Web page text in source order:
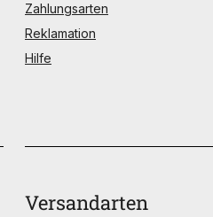
Versandarten
Zahlungsarten
Reklamation
Hilfe